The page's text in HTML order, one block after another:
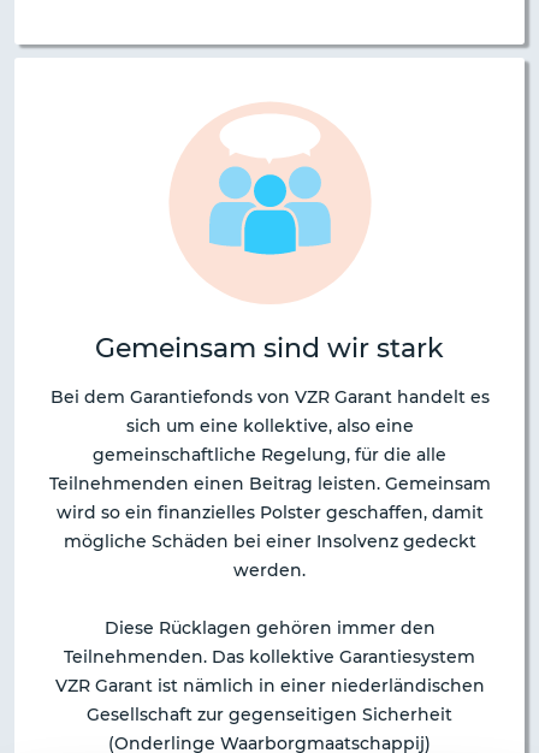
Gemeinsam sind wir stark
Bei dem Garantiefonds von VZR Garant handelt es
sich um eine kollektive, also eine
gemeinschaftliche Regelung, für die alle
Teilnehmenden einen Beitrag leisten. Gemeinsam
wird so ein finanzielles Polster geschaffen, damit
mögliche Schäden bei einer Insolvenz gedeckt
werden.
Diese Rücklagen gehören immer den
Teilnehmenden. Das kollektive Garantiesystem
VZR Garant ist nämlich in einer niederländischen
Gesellschaft zur gegenseitigen Sicherheit
(Onderlinge Waarborgmaatschappij)